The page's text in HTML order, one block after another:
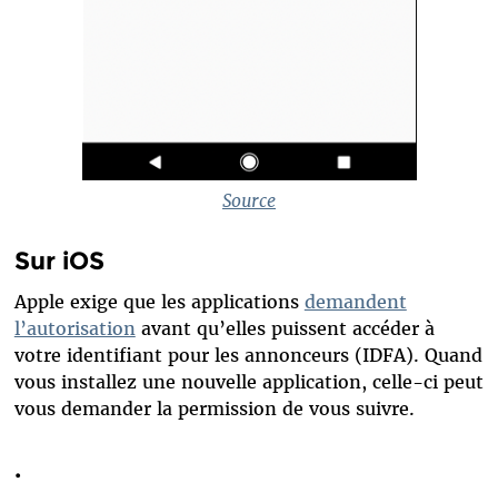
Source
Sur iOS
Apple exige que les applications demandent
l’autorisationavant qu’elles puissent accéder à
votre identifiant pour les annonceurs (IDFA). Quand
vous installez une nouvelle application, celle-ci peut
vous demander la permission de vous suivre.
.